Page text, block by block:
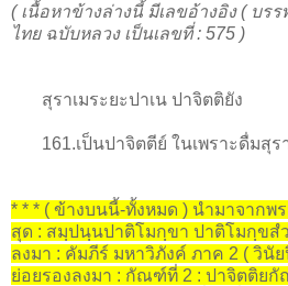
( เนื้อหาข้างล่างนี้ มีเลขอ้างอิง ( บร
ไทย ฉบับหลวง เป็นเลขที่ : 575 )
สุราเมระยะปาเน ปาจิตติยัง
161.เป็นปาจิตตีย์ ในเพราะดื่มสุร
* * * ( ข้างบนนี้-ทั้งหมด ) นำมาจาก
สุด : สมฺปนฺนปาติโมกฺขา ปาติโมกฺขสํ
ลงมา : คัมภีร์ มหาวิภังค์ ภาค 2 ( วินั
ย่อยรองลงมา : กัณฑ์ที่ 2 : ปาจิตติย